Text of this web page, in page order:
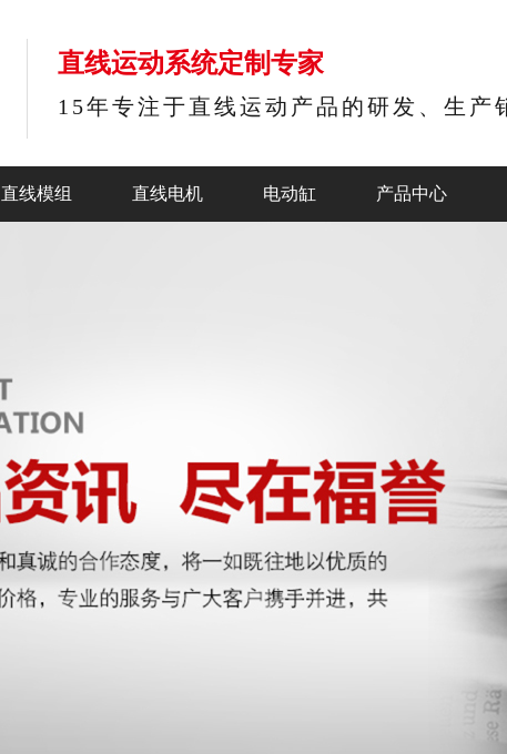
直线运动系统定制专家
15年专注于直线运动产品的研发、生产
直线模组 直线电机 电动缸 产品中心